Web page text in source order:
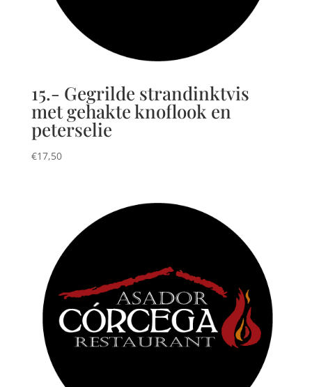
15.- Gegrilde strandinktvis
met gehakte knoflook en
peterselie
€17,50